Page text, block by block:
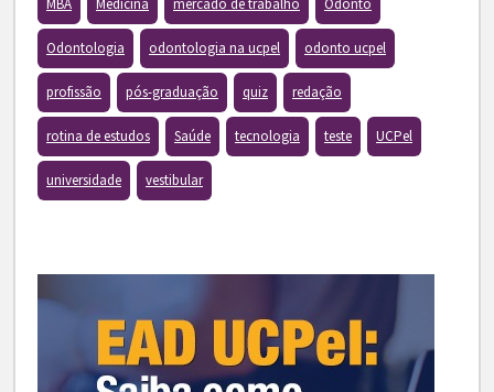
MBA Medicina mercado de trabalho Odonto
Odontologia odontologia na ucpel odonto ucpel
profissão pós-graduação quiz redação
rotina de estudos Saúde tecnologia teste UCPel
universidade vestibular